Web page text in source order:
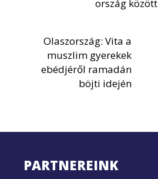
ország között
Olaszország: Vita a
muszlim gyerekek
ebédjéről ramadán
böjti idején
PARTNEREINK